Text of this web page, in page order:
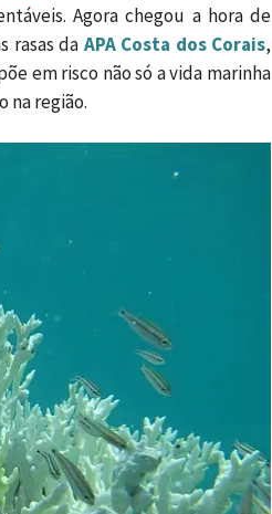
Agora chegou a hora de
rasas da APA Costa dos Corais,
em risco não só a vida marinha
na região.